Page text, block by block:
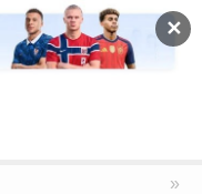
✕
绝品
»